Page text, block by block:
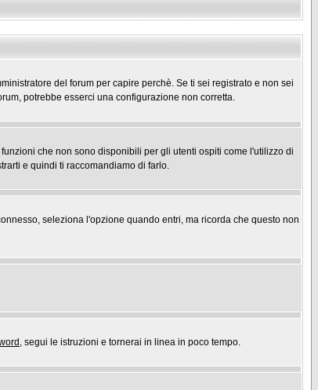
del forum per capire perchè. Se ti sei registrato e non sei
potrebbe esserci una configurazione non corretta.
che non sono disponibili per gli utenti ospiti come l'utilizzo di
e quindi ti raccomandiamo di farlo.
seleziona l'opzione quando entri, ma ricorda che questo non
, segui le istruzioni e tornerai in linea in poco tempo.